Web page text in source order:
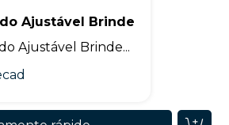
Ajustável Brinde
Ajustável Brinde...